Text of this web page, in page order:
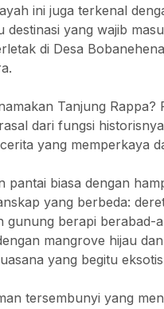
ini juga terkenal
destinasi yang wajib
di Desa
Tanjung Rappa?
dari fungsi
yang memperkaya
biasa dengan
yang berbeda:
gunung berapi berabad-
mangrove hijau
yang begitu
tersembunyi yang